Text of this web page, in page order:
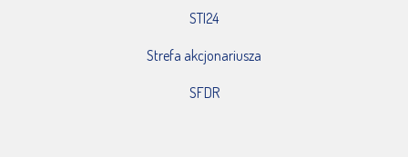
STI24
Strefa akcjonariusza
SFDR